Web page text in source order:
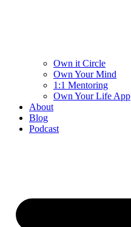
Own it Circle
Own Your Mind
1:1 Mentoring
Own Your Life App
About
Blog
Podcast